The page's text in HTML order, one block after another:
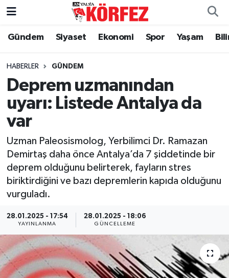
Gündem Siyaset Ekonomi Spor Yaşam
HABERLER GÜNDEM
Deprem uzmanından
uyarı: Listede Antalya da
var
Uzman Paleosismolog, Yerbilimci Dr. Ramazan
Demirtaş daha önce Antalya’da 7 şiddetinde bir
deprem olduğunu belirterek, fayların stres
biriktirdiğini ve bazı depremlerin kapıda olduğunu
vurguladı.
28.01.2025 - 17:54
YAYINLANMA
28.01.2025 - 18:06
GÜNCELLEME
Gündem
Siyaset
Yerel Yönetim
Ekonomi
Spor
Yaşam
Asayiş
Dünya
Eğitim
Sağlık
Nöbetçi Eczaneler
Hava Durumu
Trafik Durumu
Süper Lig Puan Durumu ve Fikstür
Tüm Manşetler
Son Dakika Haberleri
Haber Arşivi